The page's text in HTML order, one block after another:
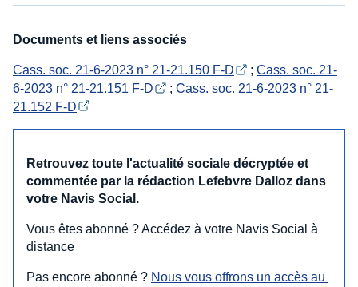
Documents et liens associés
Cass. soc. 21-6-2023 n° 21-21.150 F-D ; Cass. soc. 21-
6-2023 n° 21-21.151 F-D
; Cass. soc. 21-6-2023 n° 21-
21.152 F-D
Retrouvez toute l'actualité sociale décryptée et
commentée par la rédaction Lefebvre Dalloz dans
votre Navis Social.
Vous êtes abonné ? Accédez à votre Navis Social à
distance
Pas encore abonné ? Nous vous offrons un accès au